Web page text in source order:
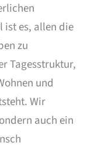
ist es, allen die
zu
Tagesstruktur,
und
Wir
auch ein